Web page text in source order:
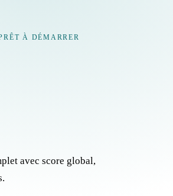
À DÉMARRER
avec score global,